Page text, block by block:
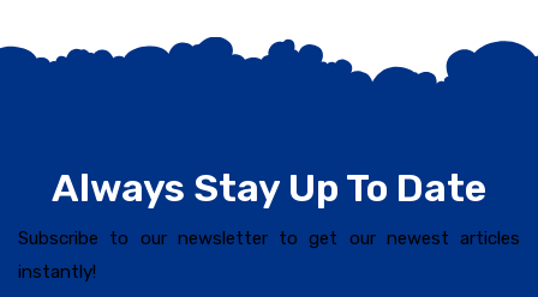
Always Stay Up To Date
Subscribe to our newsletter to get our newest articles
instantly!